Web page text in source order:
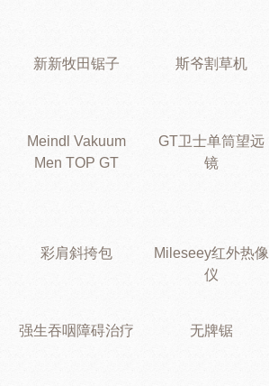
新新牧田锯子 斯爷割草机
Meindl Vakuum
Men TOP GT
GT卫士单筒望远
镜
彩肩斜挎包
Mileseey红外热像
仪
强生吞咽障碍治疗 无牌锯